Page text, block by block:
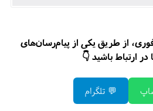
از طریق یکی از پیام‌رسان‌های
در ارتباط باشید 👇
💬 تلگرام